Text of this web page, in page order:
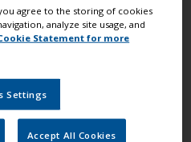
2-komponent
vandlinjen op, så
over lang tid
agree to the storing of cookies
analyze site usage, and
Statement for more
Settings
Accept All Cookies